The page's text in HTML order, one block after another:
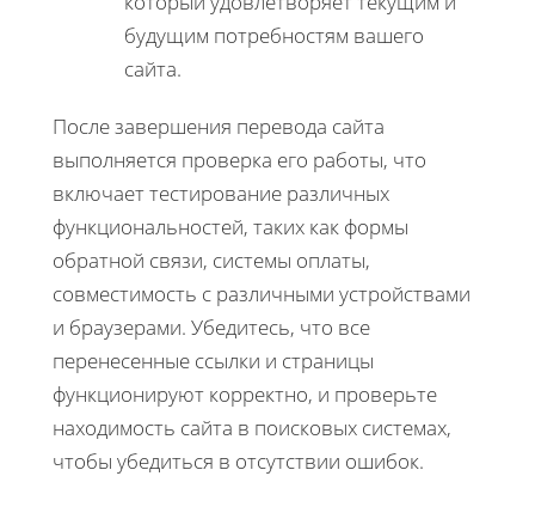
будущим потребностям вашего
сайта.
После завершения перевода сайта
выполняется проверка его работы, что
включает тестирование различных
функциональностей, таких как формы
обратной связи, системы оплаты,
совместимость с различными устройствами
и браузерами. Убедитесь, что все
перенесенные ссылки и страницы
функционируют корректно, и проверьте
находимость сайта в поисковых системах,
чтобы убедиться в отсутствии ошибок.